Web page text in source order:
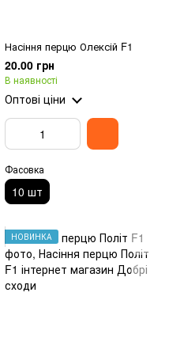
Насіння перцю Олексій F1
20.00 грн
В наявності
Оптові ціни
Фасовка
10 шт
НОВИНКА